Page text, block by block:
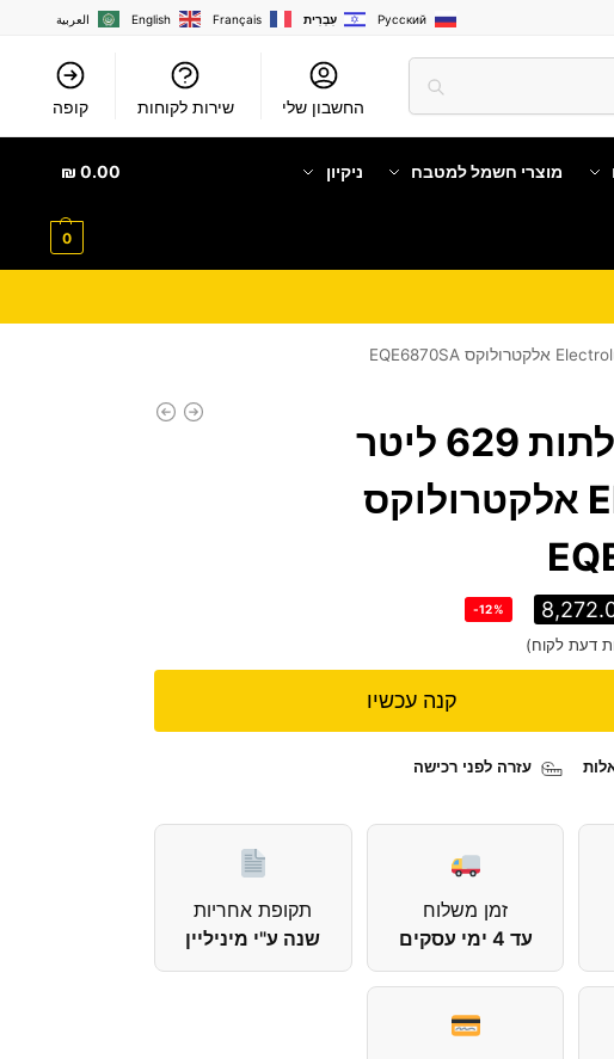
العربية English Français עִבְרִית Русский
החשבון שלי שירות לקוחות קופה
מוצרי חשמל למטבח ניקיון 0.00
₪
0
מקרר 4 דלתות 629 ליטר
Electrolux אלקטרולוקס
-12%
דעת לקוח)
קנה עכשיו
עזרה לפני רכישה
זמן משלוח
עד 4 ימי עסקים
תקופת אחריות
שנה ע"י מיניליין